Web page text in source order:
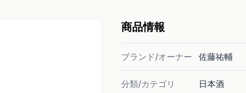
商品情報
ブランド/オーナー 佐藤祐輔
分類/カテゴリ 日本酒